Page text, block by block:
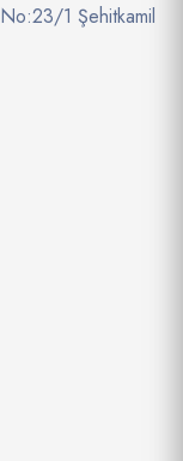
1 Şehitkamil